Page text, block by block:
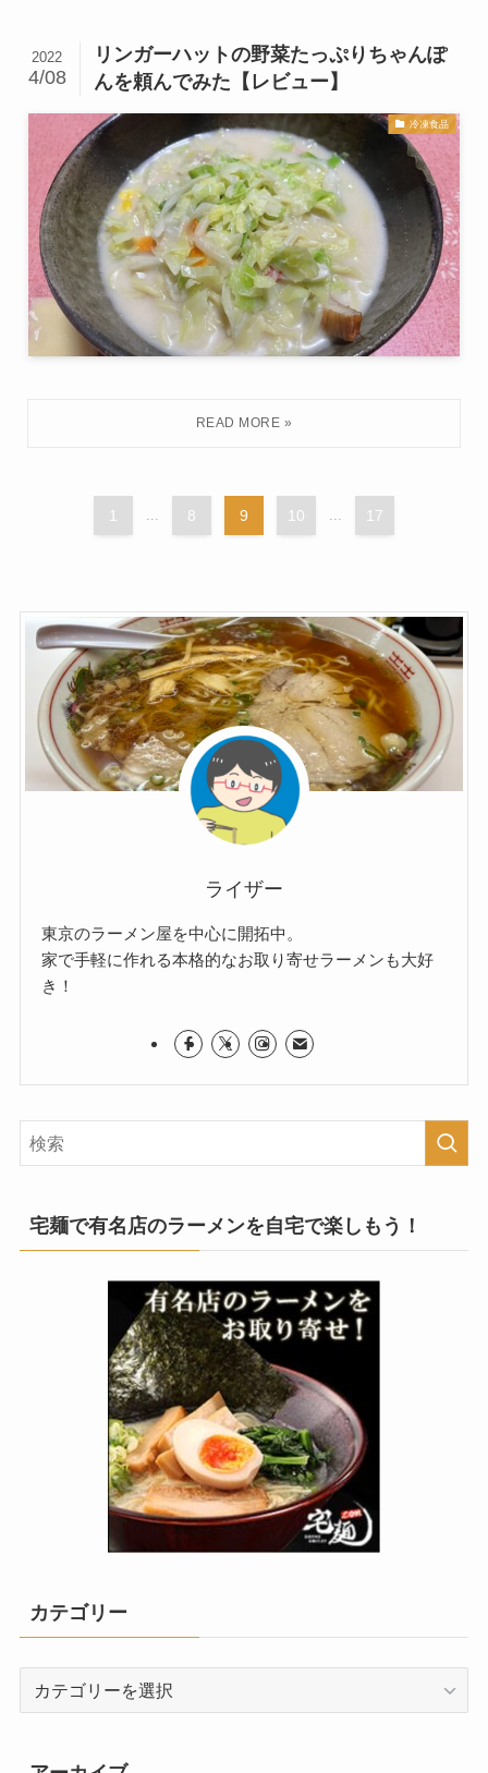
リンガーハットの野菜たっぷりちゃんぽ
んを頼んでみた【レビュー】
2022
4/08
冷凍食品
1 8 9 10 17
ライザー
東京のラーメン屋を中心に開拓中。
家で手軽に作れる本格的なお取り寄せラーメンも大好
き！
宅麺で有名店のラーメンを自宅で楽しもう！
カテゴリー
リ